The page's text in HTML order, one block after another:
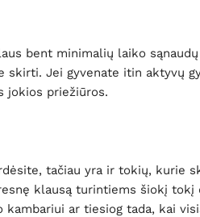
bent minimalių laiko
Jei gyvenate itin aktyvų
jokios priežiūros.
tačiau yra ir tokių, kurie
klausą turintiems šiokį
kambariui ar tiesiog tada, kai